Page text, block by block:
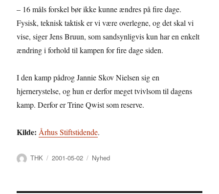
– 16 måls forskel bør ikke kunne ændres på fire dage.
Fysisk, teknisk taktisk er vi være overlegne, og det skal vi
vise, siger Jens Bruun, som sandsynligvis kun har en enkelt
ændring i forhold til kampen for fire dage siden.
I den kamp pådrog Jannie Skov Nielsen sig en
hjernerystelse, og hun er derfor meget tvivlsom til dagens
kamp. Derfor er Trine Qwist som reserve.
Kilde: Århus Stiftstidende.
Forfatter
THK Udgivet
2001-05-02 Kategorier
Nyhed